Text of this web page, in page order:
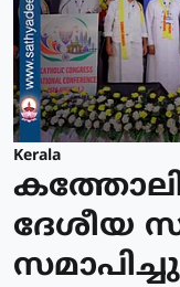
Kerala
ദേശീയ
സമാപിച്ചു